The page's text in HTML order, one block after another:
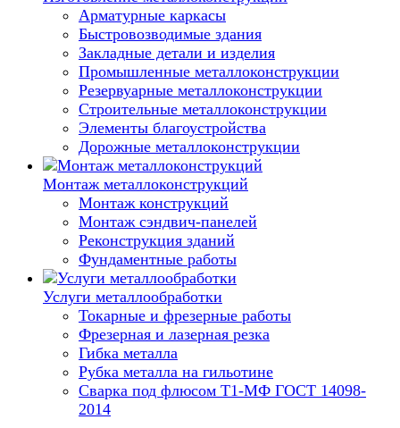
Арматурные каркасы
Быстровозводимые здания
Закладные детали и изделия
Промышленные металлоконструкции
Резервуарные металлоконструкции
Строительные металлоконструкции
Элементы благоустройства
Дорожные металлоконструкции
Монтаж металлоконструкций
Монтаж конструкций
Монтаж сэндвич-панелей
Реконструкция зданий
Фундаментные работы
Услуги металлообработки
Токарные и фрезерные работы
Фрезерная и лазерная резка
Гибка металла
Рубка металла на гильотине
Сварка под флюсом Т1-МФ ГОСТ 14098-
2014